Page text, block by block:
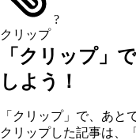
クリップ
?
「クリップ」
しよう！
「クリップ」で、あと
クリップした記事は、